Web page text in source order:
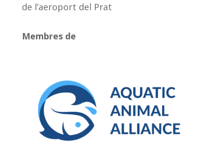
de l’aeroport del Prat
Membres de